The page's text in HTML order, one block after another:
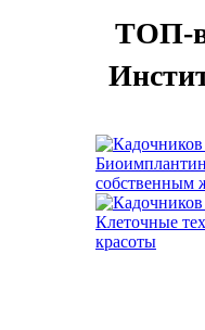
ТОП-
собственным
Клеточные
красоты